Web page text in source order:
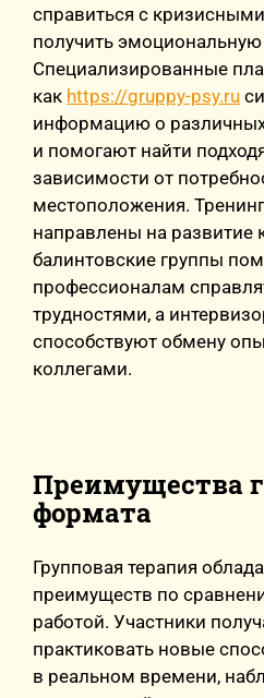
справиться с
получить
Специализированные
как https://gruppy-psy.ru
информацию о
и помогают найти
зависимости от
местоположения.
направлены на развитие
балинтовские группы
профессионалам
трудностями, а
способствуют обмену
коллегами.
Преимущества
формата
Групповая терапия
преимуществ по
работой. Участники
практиковать новые
в реальном времени,